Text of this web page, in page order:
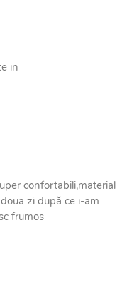
in
confortabili,material
zi după ce i-am
frumos